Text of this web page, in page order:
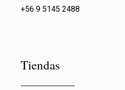
+56 9 5145 2488
Tiendas